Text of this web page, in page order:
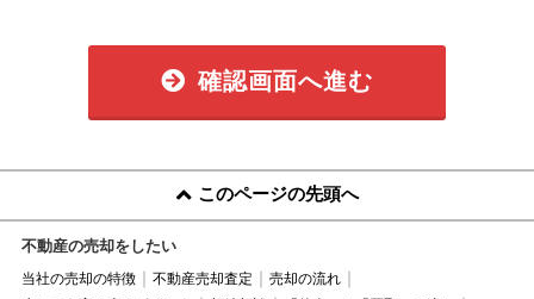
確認画面へ進む
このページの先頭へ
不動産の売却をしたい
当社の売却の特徴 不動産売却査定
売却の流れ